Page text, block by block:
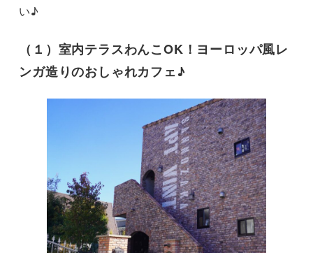
い♪
（１）室内テラスわんこOK！ヨーロッパ風レ
ンガ造りのおしゃれカフェ♪